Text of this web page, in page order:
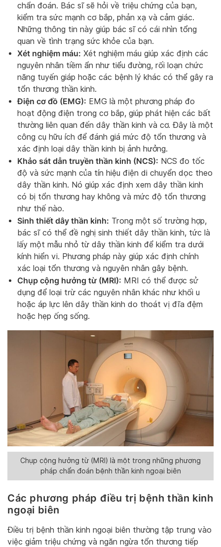
chẩn đoán. Bác sĩ sẽ hỏi về triệu chứng của bạn,
kiểm tra sức mạnh cơ bắp, phản xạ và cảm giác.
Những thông tin này giúp bác sĩ có cái nhìn tổng
quan về tình trạng sức khỏe của bạn.
Xét nghiệm máu: Xét nghiệm máu giúp xác định các
nguyên nhân tiềm ẩn như tiểu đường, rối loạn chức
năng tuyến giáp hoặc các bệnh lý khác có thể gây ra
tổn thương thần kinh.
Điện cơ đồ (EMG): EMG là một phương pháp đo
hoạt động điện trong cơ bắp, giúp phát hiện các bất
thường liên quan đến dây thần kinh và cơ. Đây là một
công cụ hữu ích để đánh giá mức độ tổn thương và
xác định loại dây thần kinh bị ảnh hưởng.
Khảo sát dẫn truyền thần kinh (NCS): NCS đo tốc
độ và sức mạnh của tín hiệu điện di chuyển dọc theo
dây thần kinh. Nó giúp xác định xem dây thần kinh
có bị tổn thương hay không và mức độ tổn thương
như thế nào.
Sinh thiết dây thần kinh: Trong một số trường hợp,
bác sĩ có thể đề nghị sinh thiết dây thần kinh, tức là
lấy một mẫu nhỏ từ dây thần kinh để kiểm tra dưới
kính hiển vi. Phương pháp này giúp xác định chính
xác loại tổn thương và nguyên nhân gây bệnh.
Chụp cộng hưởng từ (MRI): MRI có thể được sử
dụng để loại trừ các nguyên nhân khác như khối u
hoặc áp lực lên dây thần kinh do thoát vị đĩa đệm
hoặc hẹp ống sống.
Chụp cộng hưởng từ (MRI) là một trong những phương
pháp chẩn đoán bệnh thần kinh ngoại biên
Các phương pháp điều trị bệnh thần kinh
ngoại biên
Điều trị bệnh thần kinh ngoại biên thường tập trung vào
việc giảm triệu chứng và ngăn ngừa tổn thương tiếp